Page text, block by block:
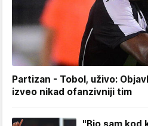
Partizan - Tobol, uživo:
izveo nikad ofanzivniji tim
"Bio sam kod